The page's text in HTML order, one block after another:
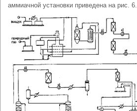
аммиачной установки приведена на рис. 6.